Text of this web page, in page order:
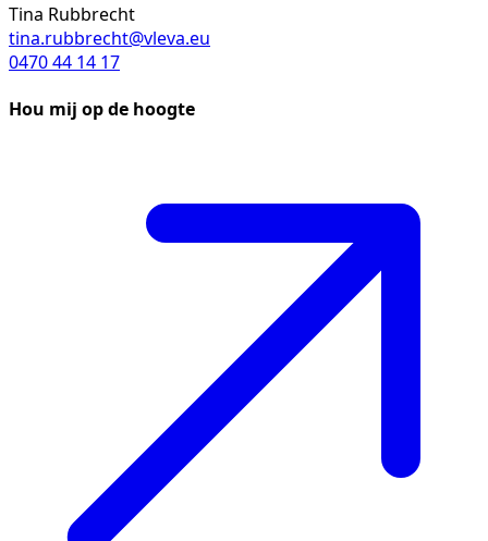
Tina Rubbrecht
tina.rubbrecht@vleva.eu
0470 44 14 17
Hou mij op de hoogte